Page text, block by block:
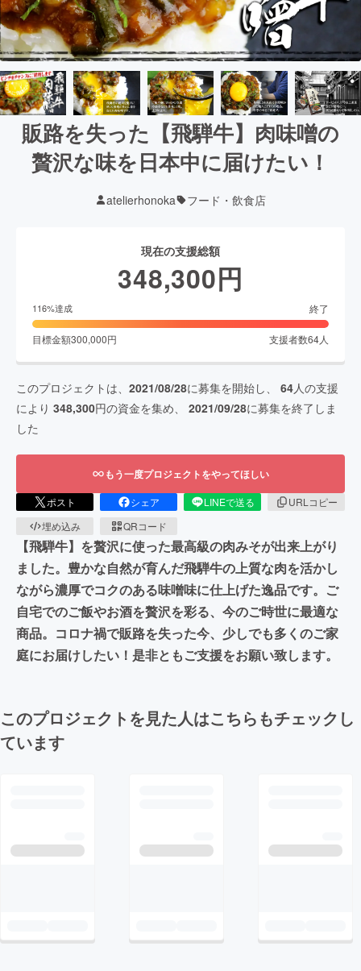
販路を失った【飛騨牛】肉味噌の
贅沢な味を日本中に届けたい！
atelierhonoka フード・飲食店
現在の支援総額
348,300円
116%達成 終了
目標金額300,000円 支援者数64人
このプロジェクトは、 2021/08/28に募集を開始し、 64人の支援
により 348,300円の資金を集め、 2021/09/28に募集を終了しま
した
もう一度プロジェクトをやってほしい
ポスト シェア LINEで送る
URLコピー
埋め込み
QRコード
【飛騨牛】を贅沢に使った最高級の肉みそが出来上がり
ました。豊かな自然が育んだ飛騨牛の上質な肉を活かし
ながら濃厚でコクのある味噌味に仕上げた逸品です。ご
自宅でのご飯やお酒を贅沢を彩る、今のご時世に最適な
商品。コロナ禍で販路を失った今、少しでも多くのご家
庭にお届けしたい！是非ともご支援をお願い致します。
このプロジェクトを見た人はこちらもチェックし
ています